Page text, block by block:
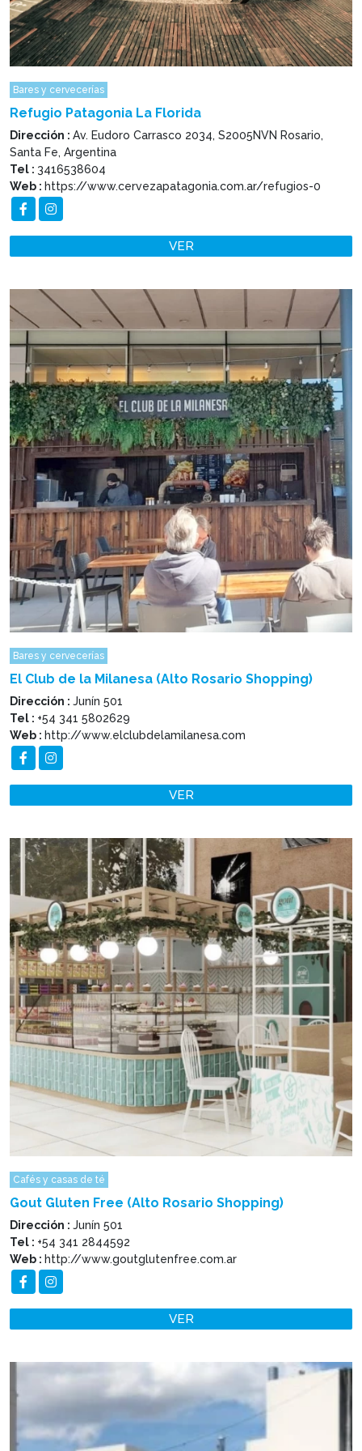
Bares y cervecerías
Refugio Patagonia La Florida
Dirección : Av. Eudoro Carrasco 2034, S2005NVN Rosario,
Santa Fe, Argentina
Tel : 3416538604
Web : https://www.cervezapatagonia.com.ar/refugios-0
VER
Bares y cervecerías
El Club de la Milanesa (Alto Rosario Shopping)
Dirección : Junín 501
Tel : +54 341 5802629
Web : http://www.elclubdelamilanesa.com
VER
Cafés y casas de té
Gout Gluten Free (Alto Rosario Shopping)
Dirección : Junín 501
Tel : +54 341 2844592
Web : http://www.goutglutenfree.com.ar
VER